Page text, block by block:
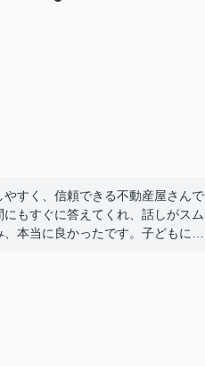
やすく、信頼できる不動産屋さんで
にもすぐに答えてくれ、話しがスム
本当に良かったです。子どもにも